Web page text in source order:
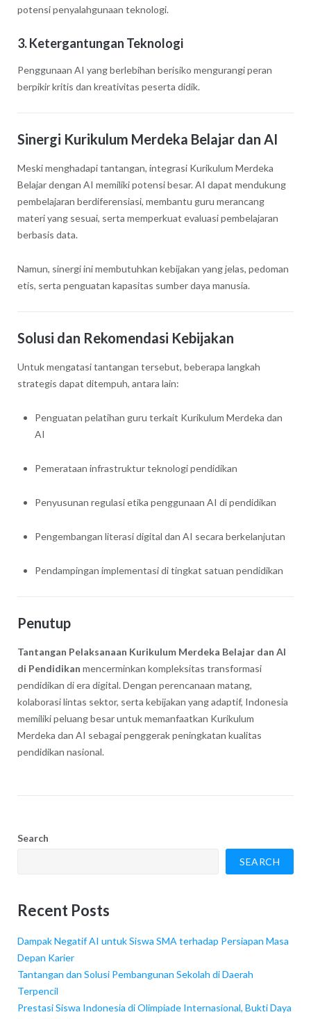
potensi penyalahgunaan teknologi.
3. Ketergantungan Teknologi
Penggunaan AI yang berlebihan berisiko mengurangi peran
berpikir kritis dan kreativitas peserta didik.
Sinergi Kurikulum Merdeka Belajar dan AI
Meski menghadapi tantangan, integrasi Kurikulum Merdeka
Belajar dengan AI memiliki potensi besar. AI dapat mendukung
pembelajaran berdiferensiasi, membantu guru merancang
materi yang sesuai, serta memperkuat evaluasi pembelajaran
berbasis data.
Namun, sinergi ini membutuhkan kebijakan yang jelas, pedoman
etis, serta penguatan kapasitas sumber daya manusia.
Solusi dan Rekomendasi Kebijakan
Untuk mengatasi tantangan tersebut, beberapa langkah
strategis dapat ditempuh, antara lain:
Penguatan pelatihan guru terkait Kurikulum Merdeka dan
AI
Pemerataan infrastruktur teknologi pendidikan
Penyusunan regulasi etika penggunaan AI di pendidikan
Pengembangan literasi digital dan AI secara berkelanjutan
Pendampingan implementasi di tingkat satuan pendidikan
Penutup
Tantangan Pelaksanaan Kurikulum Merdeka Belajar dan AI
di Pendidikan mencerminkan kompleksitas transformasi
pendidikan di era digital. Dengan perencanaan matang,
kolaborasi lintas sektor, serta kebijakan yang adaptif, Indonesia
memiliki peluang besar untuk memanfaatkan Kurikulum
Merdeka dan AI sebagai penggerak peningkatan kualitas
pendidikan nasional.
Search
SEARCH
Recent Posts
Dampak Negatif AI untuk Siswa SMA terhadap Persiapan Masa
Depan Karier
Tantangan dan Solusi Pembangunan Sekolah di Daerah
Terpencil
Prestasi Siswa Indonesia di Olimpiade Internasional, Bukti Daya